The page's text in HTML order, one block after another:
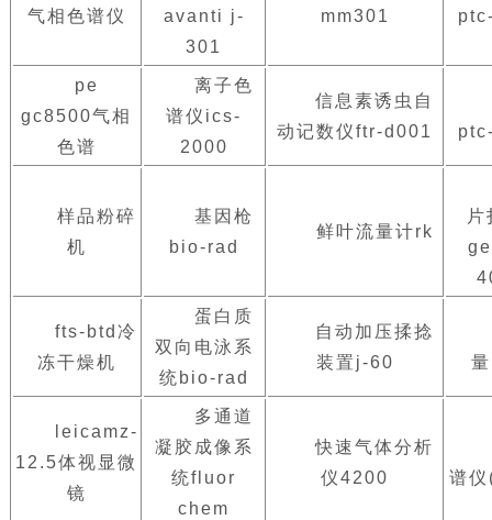
气相色谱仪
avanti j-
301
mm301
pe
gc8500气相
色谱
离子色
谱仪ics-
2000
信息素诱虫自
动记数仪ftr-d001
样品粉碎
机
基因枪
bio-rad
鲜叶流量计rk
fts-btd冷
冻干燥机
蛋白质
双向电泳系
统bio-rad
自动加压揉捻
装置j-60
leicamz-
12.5体视显微
镜
多通道
凝胶成像系
统fluor
chem
快速气体分析
仪4200
谱